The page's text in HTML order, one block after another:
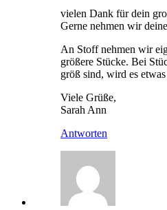
vielen Dank für dein
Gerne nehmen wir
An Stoff nehmen wir
größere Stücke. Bei
größ sind, wird es
Viele Grüße,
Sarah Ann
Antworten